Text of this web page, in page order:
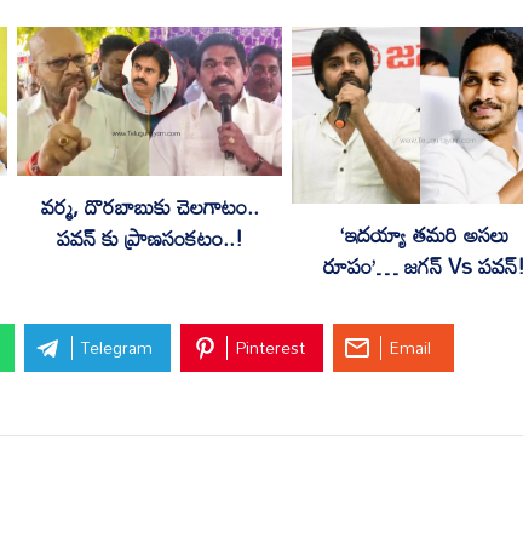
వర్మ, దొరబాబుకు చెలగాటం..
పవన్ కు ప్రాణసంకటం..! ‘ఇదయ్యా తమరి అసలు
రూపం’… జగన్ Vs
Telegram Pinterest Email